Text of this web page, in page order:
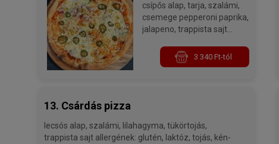
csípős alap, tarja, szalámi,
csemege pepperoni paprika,
jalapeno, trappista sajt
kén-dioxid és szulfitok
3 340 Ft-tól
13. Csárdás pizza
lecsós alap, szalámi, lilahagyma, tükörtojás,
trappista sajt allergének: glutén, laktóz, tojás, kén-